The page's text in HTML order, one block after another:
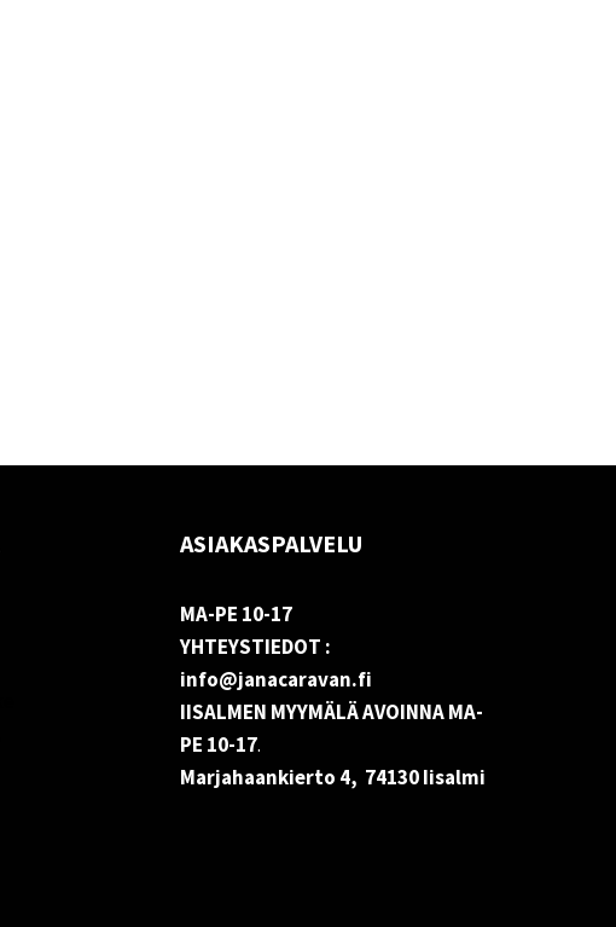
ASIAKASPALVELU
MA-PE 10-17
YHTEYSTIEDOT :
info@janacaravan.fi
IISALMEN MYYMÄLÄ AVOINNA MA-
PE 10-17.
Marjahaankierto 4, 74130 Iisalmi